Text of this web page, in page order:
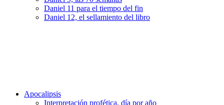
Daniel 11 para el tiempo del fin
Daniel 12, el sellamiento del libro
Apocalipsis
Interpretación profética, día por año